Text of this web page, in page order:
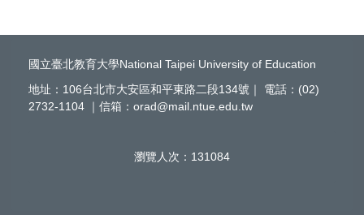
國立臺北教育大學National Taipei University of Education
地址：106台北市大安區和平東路二段134號｜ 電話：(02)
2732-1104 ｜信箱：orad@mail.ntue.edu.tw
瀏覽人次： 131084